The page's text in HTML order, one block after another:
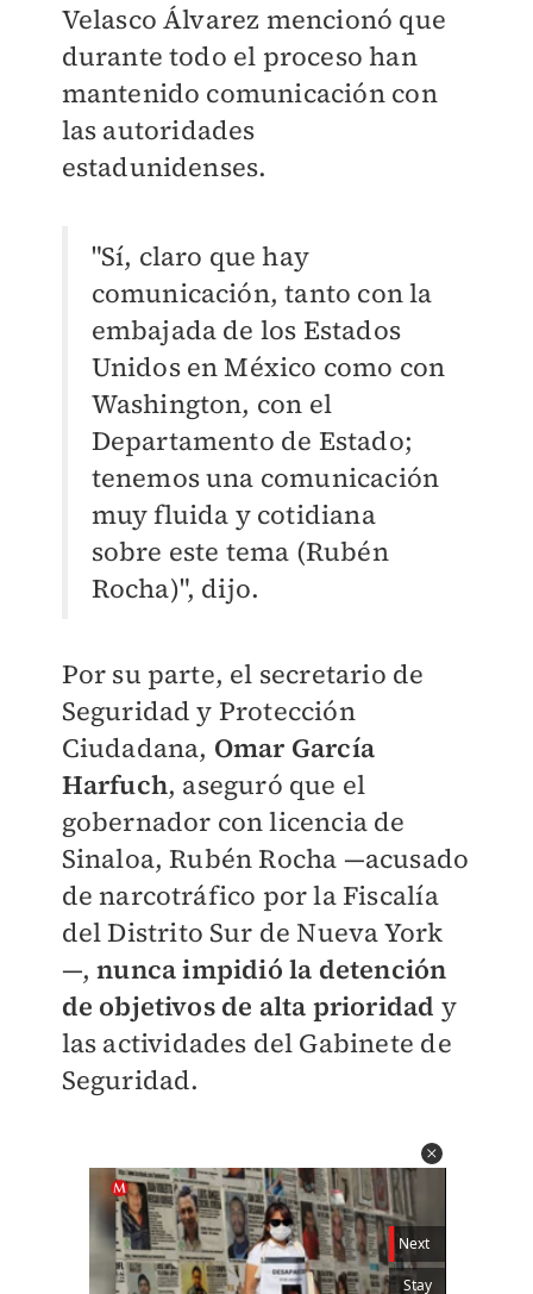
Velasco Álvarez mencionó que
durante todo el proceso han
mantenido comunicación con
las autoridades
estadunidenses.
"Sí, claro que hay
comunicación, tanto con la
embajada de los Estados
Unidos en México como con
Washington, con el
Departamento de Estado;
tenemos una comunicación
muy fluida y cotidiana
sobre este tema (Rubén
Rocha)", dijo.
Por su parte, el secretario de
Seguridad y Protección
Ciudadana, Omar García
Harfuch, aseguró que el
gobernador con licencia de
Sinaloa, Rubén Rocha —acusado
de narcotráfico por la Fiscalía
del Distrito Sur de Nueva York
—,nunca impidió la detención
de objetivos de alta prioridad y
las actividades del Gabinete de
Seguridad.